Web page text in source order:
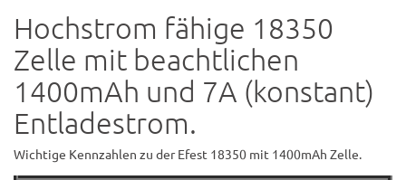
Hochstrom fähige 18350
Zelle mit beachtlichen
1400mAh und 7A (konstant)
Entladestrom.
Wichtige Kennzahlen zu der Efest 18350 mit 1400mAh Zelle.